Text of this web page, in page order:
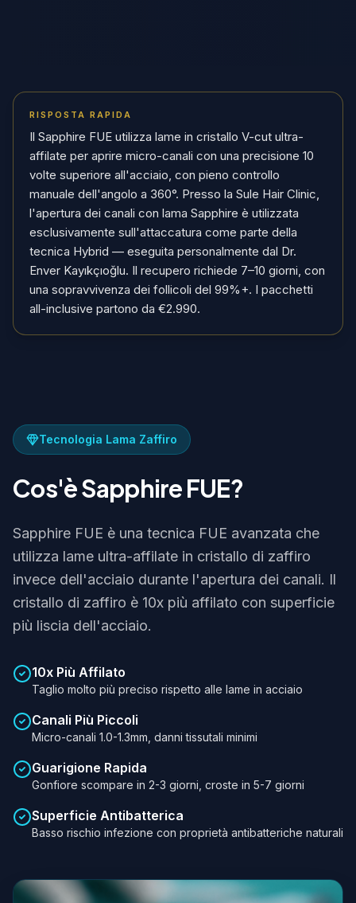
RISPOSTA RAPIDA
Il Sapphire FUE utilizza lame in cristallo V-cut ultra-
affilate per aprire micro-canali con una precisione 10
volte superiore all'acciaio, con pieno controllo
manuale dell'angolo a 360°. Presso la Sule Hair Clinic,
l'apertura dei canali con lama Sapphire è utilizzata
esclusivamente sull'attaccatura come parte della
tecnica Hybrid — eseguita personalmente dal Dr.
Enver Kayıkçıoğlu. Il recupero richiede 7–10 giorni, con
una sopravvivenza dei follicoli del 99%+. I pacchetti
all-inclusive partono da €2.990.
Tecnologia Lama Zaffiro
Cos'è Sapphire FUE?
Sapphire FUE è una tecnica FUE avanzata che
utilizza lame ultra-affilate in cristallo di zaffiro
invece dell'acciaio durante l'apertura dei canali. Il
cristallo di zaffiro è 10x più affilato con superficie
più liscia dell'acciaio.
10x Più Affilato
Taglio molto più preciso rispetto alle lame in acciaio
Canali Più Piccoli
Micro-canali 1.0-1.3mm, danni tissutali minimi
Guarigione Rapida
Gonfiore scompare in 2-3 giorni, croste in 5-7 giorni
Superficie Antibatterica
Basso rischio infezione con proprietà antibatteriche naturali